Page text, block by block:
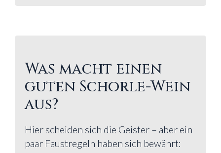
Was macht einen
guten Schorle-Wein
aus?
Hier scheiden sich die Geister – aber ein
paar Faustregeln haben sich bewährt: